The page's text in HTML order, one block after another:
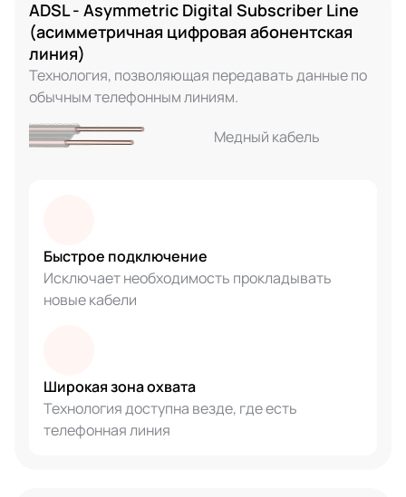
ADSL - Asymmetric Digital Subscriber Line
(асимметричная цифровая абонентская
линия)
Технология, позволяющая передавать данные по
обычным телефонным линиям.
Медный кабель
Быстрое подключение
Исключает необходимость прокладывать
новые кабели
Широкая зона охвата
Технология доступна везде, где есть
телефонная линия